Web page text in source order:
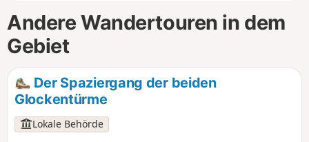
Andere Wandertouren in dem
Gebiet
Der Spaziergang der beiden
Glockentürme
Lokale Behörde